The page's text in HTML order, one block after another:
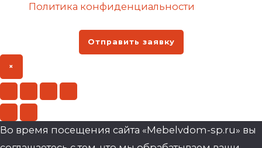
Политика конфиденциальности
Отправить заявку
×
Во время посещения сайта «Mebelvdom-sp.ru» вы